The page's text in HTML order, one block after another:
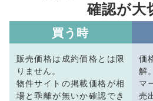
確認が大
買う時
販売価格は成約価格とは限
りません。
物件サイトの掲載価格が相
場と乖離が無いか確認でき
価
解。
マ
売